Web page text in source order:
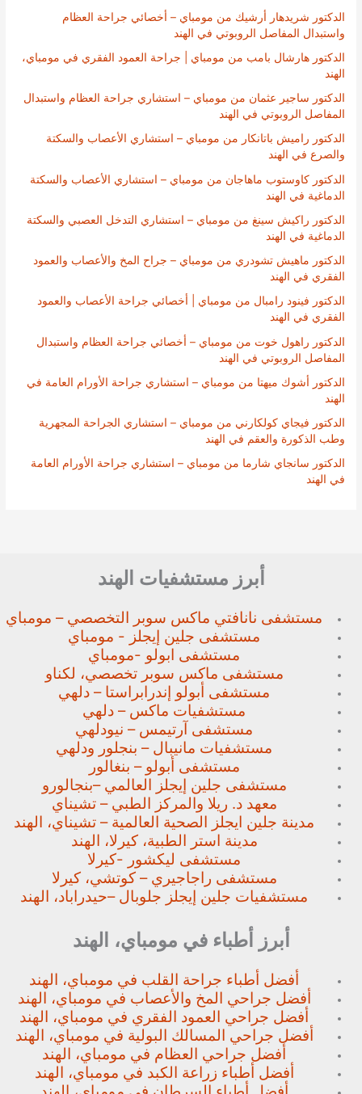
الدكتور شريدهار أرشيك من مومباي – أخصائي جراحة العظام
واستبدال المفاصل الروبوتي في الهند
الدكتور هارشال بامب من مومباي | جراحة العمود الفقري في مومباي،
الهند
الدكتور ساجير عثمان من مومباي – استشاري جراحة العظام واستبدال
المفاصل الروبوتي في الهند
الدكتور راميش باتانكار من مومباي – استشاري الأعصاب والسكتة
والصرع في الهند
الدكتور كاوستوب ماهاجان من مومباي – استشاري الأعصاب والسكتة
الدماغية في الهند
الدكتور راكيش سينغ من مومباي – استشاري التدخل العصبي والسكتة
الدماغية في الهند
الدكتور ماهيش تشودري من مومباي – جراح المخ والأعصاب والعمود
الفقري في الهند
الدكتور فينود رامبال من مومباي | أخصائي جراحة الأعصاب والعمود
الفقري في الهند
الدكتور راهول خوت من مومباي – أخصائي جراحة العظام واستبدال
المفاصل الروبوتي في الهند
الدكتور أشوك ميهتا من مومباي – استشاري جراحة الأورام العامة في
الهند
الدكتور فيجاي كولكارني من مومباي – استشاري الجراحة المجهرية
وطب الذكورة والعقم في الهند
الدكتور سانجاي شارما من مومباي – استشاري جراحة الأورام العامة
في الهند
أبرز مستشفيات الهند
مستشفى نانافتي ماكس سوبر التخصصي – مومباي
مستشفى جلين إيجلز - مومباي
مستشفى ابولو -مومباي
مستشفى ماكس سوبر تخصصي، لكناو
مستشفى أبولو إندرابراستا – دلهي
مستشفيات ماكس – دلهي
مستشفى آرتيمس – نيودلهي
مستشفيات مانيبال – بنجلور ودلهي
مستشفى أبولو – بنغالور
مستشفى جلين إيجلز العالمي –بنجالورو
معهد د. ريلا والمركز الطبي – تشيناي
مدينة جلين ايجلز الصحية العالمية – تشيناي، الهند
مدينة استر الطبية، كيرلا، الهند
مستشفى ليكشور -كيرلا
مستشفى راجاجيري – كوتشي، كيرلا
مستشفيات جلين إيجلز جلوبال –حيدراباد، الهند
أبرز أطباء في مومباي، الهند
أفضل أطباء جراحة القلب في مومباي، الهند
أفضل جراحي المخ والأعصاب في مومباي، الهند
أفضل جراحي العمود الفقري في مومباي، الهند
أفضل جراحي المسالك البولية في مومباي، الهند
أفضل جراحي العظام في مومباي، الهند
أفضل أطباء زراعة الكبد في مومباي، الهند